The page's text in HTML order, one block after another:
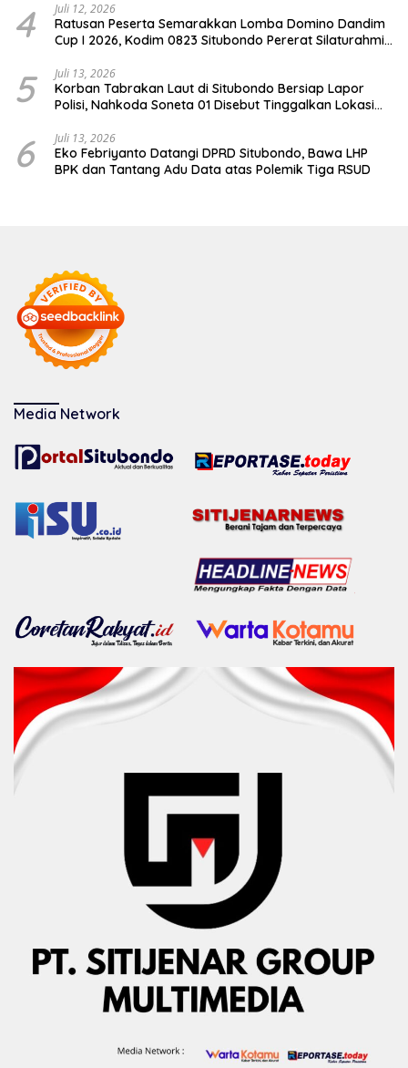
4 Juli 12, 2026
Ratusan Peserta Semarakkan Lomba Domino Dandim
Cup I 2026, Kodim 0823 Situbondo Pererat Silaturahmi
5 Juli 13, 2026
Korban Tabrakan Laut di Situbondo Bersiap Lapor
Polisi, Nahkoda Soneta 01 Disebut Tinggalkan Lokasi
6 Juli 13, 2026
Eko Febriyanto Datangi DPRD Situbondo, Bawa LHP
BPK dan Tantang Adu Data atas Polemik Tiga RSUD
Media Network